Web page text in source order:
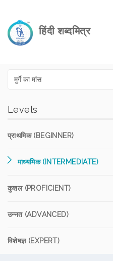
हिंदी शब्दमित्र
Levels
प्राथमिक (BEGINNER)
माध्यमिक (INTERMEDIATE)
कुशल (PROFICIENT)
उन्नत (ADVANCED)
विशेषज्ञ (EXPERT)